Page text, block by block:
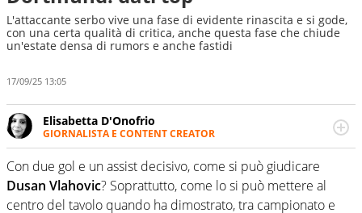
L'attaccante serbo vive una fase di evidente rinascita e si gode,
con una certa qualità di critica, anche questa fase che chiude
un'estate densa di rumors e anche fastidi
17/09/25 13:05
Elisabetta D'Onofrio
GIORNALISTA E CONTENT CREATOR
Giornalista professionista dal 2007, scrive per curiosità
personale e necessità: soprattutto di calcio, di sport e dei
suoi protagonisti, concedendosi innocenti evasioni
nell'ambito della creazione di format. Un tempo ala
destra, oggi si sente a suo agio nel ruolo di libero. Cura
Con due gol e un assist decisivo, come si può giudicare
Dusan Vlahovic? Soprattutto, come lo si può mettere al
centro del tavolo quando ha dimostrato, tra campionato e